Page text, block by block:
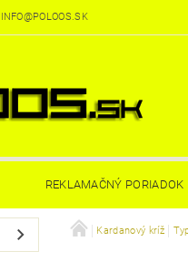
INFO@POLOOS.SK
REKLAMAČNÝ PORIADOK
Kardanový kríž